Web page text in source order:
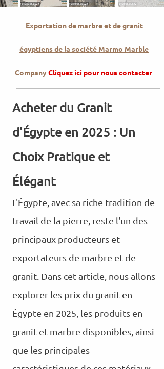
Exportation de marbre et de granit
égyptiens de la société Marmo Marble
CompanyCliquez ici pour nous contacter
Acheter du Granit
d'Égypte en 2025 : Un
Choix Pratique et
Élégant
L'Égypte, avec sa riche tradition de
travail de la pierre, reste l'un des
principaux producteurs et
exportateurs de marbre et de
granit. Dans cet article, nous allons
explorer les prix du granit en
Égypte en 2025, les produits en
granit et marbre disponibles, ainsi
que les principales